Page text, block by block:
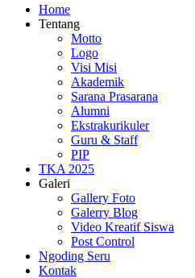
Home
Tentang
Motto
Logo
Visi Misi
Akademik
Sarana Prasarana
Alumni
Ekstrakurikuler
Guru & Staff
PIP
TKA 2025
Galeri
Gallery Foto
Galerry Blog
Video Kreatif Siswa
Post Control
Ngoding Seru
Kontak